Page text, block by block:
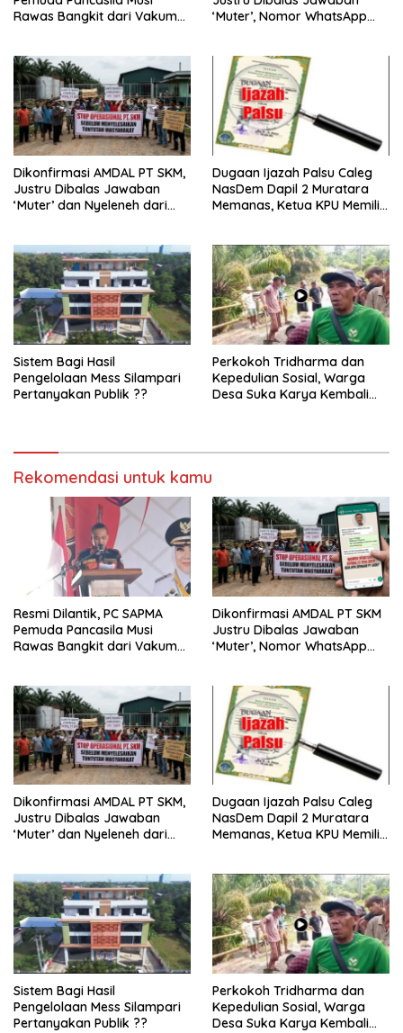
Rawas Bangkit dari Vakum
‘Muter’, Nomor WhatsApp
Dikonfirmasi AMDAL PT SKM,
Justru Dibalas Jawaban
‘Muter’ dan Nyeleneh dari
Dugaan Ijazah Palsu Caleg
NasDem Dapil 2 Muratara
Memanas, Ketua KPU Memilih
Sistem Bagi Hasil
Pengelolaan Mess Silampari
Pertanyakan Publik ??
Perkokoh Tridharma dan
Kepedulian Sosial, Warga
Desa Suka Karya Kembali
Rekomendasi untuk kamu
Resmi Dilantik, PC SAPMA
Pemuda Pancasila Musi
Rawas Bangkit dari Vakum
Dikonfirmasi AMDAL PT SKM
Justru Dibalas Jawaban
‘Muter’, Nomor WhatsApp
Dikonfirmasi AMDAL PT SKM,
Justru Dibalas Jawaban
‘Muter’ dan Nyeleneh dari
Dugaan Ijazah Palsu Caleg
NasDem Dapil 2 Muratara
Memanas, Ketua KPU Memilih
Sistem Bagi Hasil
Pengelolaan Mess Silampari
Pertanyakan Publik ??
Perkokoh Tridharma dan
Kepedulian Sosial, Warga
Desa Suka Karya Kembali